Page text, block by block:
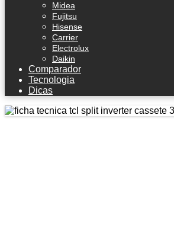
Midea
Fujitsu
Hisense
Carrier
Electrolux
Daikin
Comparador
Tecnologia
Dicas